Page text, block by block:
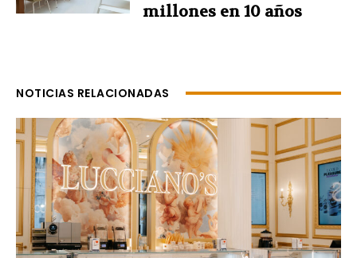
millones en 10 años
NOTICIAS RELACIONADAS